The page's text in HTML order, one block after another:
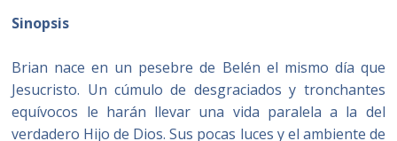
Sinopsis
Brian nace en un pesebre de Belén el mismo día que
Jesucristo. Un cúmulo de desgraciados y tronchantes
equívocos le harán llevar una vida paralela a la del
verdadero Hijo de Dios. Sus pocas luces y el ambiente de